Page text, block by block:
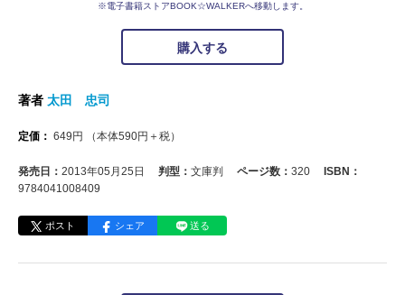
※電子書籍ストアBOOK☆WALKERへ移動します。
購入する
著者 太田 忠司
定価： 649 円 （本体590円＋税）
発売日： 2013年05月25日 判型： 文庫判 ページ数： 320
ISBN：
9784041008409
ポスト シェア 送る